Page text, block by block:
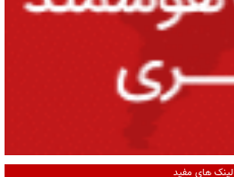
لینک های مفید